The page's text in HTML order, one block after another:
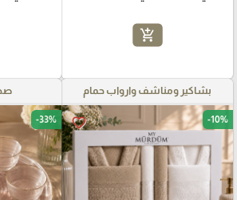
add_shopping_cart
بشاكير ومناشف وارواب حمام
favorite_border -10%
-33%